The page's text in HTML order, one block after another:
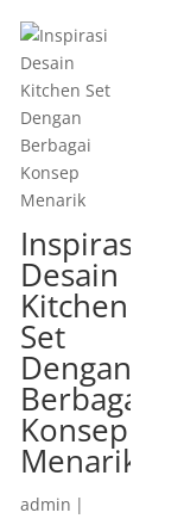
Inspirasi
Desain
Kitchen
Set
Dengan
Berbagai
Konsep
Menarik
admin |